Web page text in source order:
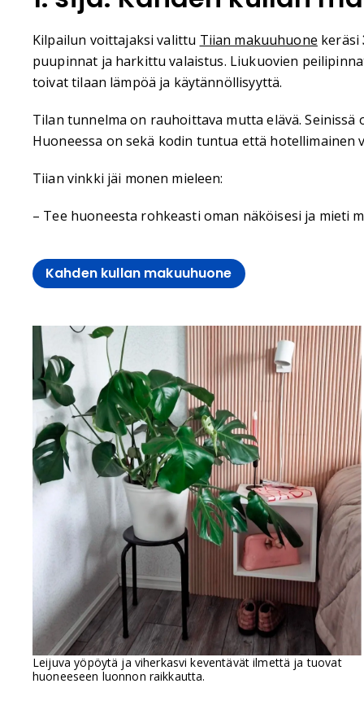
Kilpailun voittajaksi valittu Tiian makuuhuone keräsi
puupinnat ja harkittu valaistus. Liukuovien
toivat tilaan lämpöä ja käytännöllisyyttä.
Tilan tunnelma on rauhoittava mutta elävä.
Huoneessa on sekä kodin tuntua että hotellimainen
Tiian vinkki jäi monen mieleen:
– Tee huoneesta rohkeasti oman näköisesi ja mieti
Kahden kullan makuuhuone
Leijuva yöpöytä ja viherkasvi keventävät ilmettä ja tuovat
huoneeseen luonnon raikkautta.